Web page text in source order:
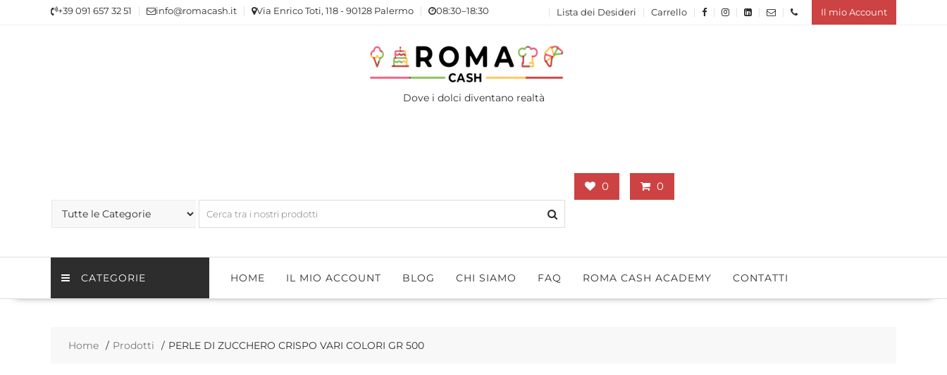
+39 091 657 32 51 info@romacash.it Via Enrico Toti, 118 - 90128 Palermo 08:30–18:30 Lista dei Desideri Carrello Il mio Account
Dove i dolci diventano realtà
0 0
CATEGORIE HOME IL MIO ACCOUNT BLOG CHI SIAMO FAQ ROMA CASH ACADEMY CONTATTI
Home Prodotti PERLE DI ZUCCHERO CRISPO VARI COLORI GR 500